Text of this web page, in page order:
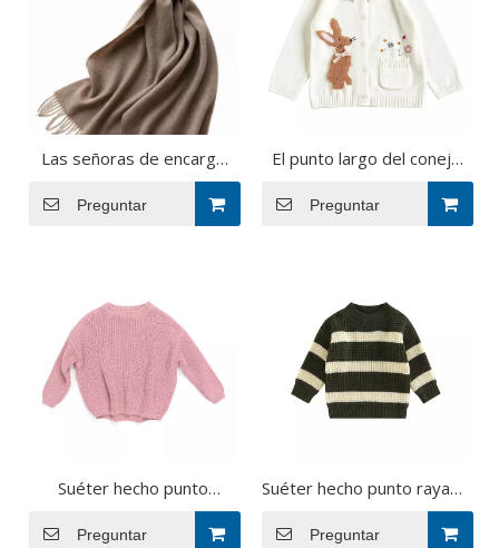
Las señoras de encargo
de las mujeres de la
cachemira de las lanas del
diseñador de la fabricación
Preguntar
El punto largo del conejo
del invierno de la manga
de la muchacha de encargo
del OEM abotona encima
de los niños
Preguntar
Suéter hecho punto
algodón personalizado del
bebé del puente del punto
Preguntar
Suéter hecho punto rayado
del jersey del muchacho
de los niños del bebé del
Preguntar